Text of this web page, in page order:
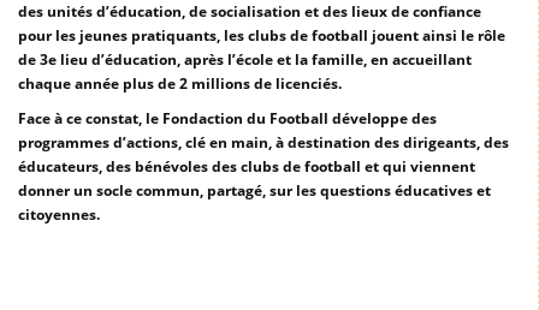
des unités d’éducation, de socialisation et des lieux de confiance
pour les jeunes pratiquants, les clubs de football jouent ainsi le rôle
de 3e lieu d’éducation, après l’école et la famille, en accueillant
chaque année plus de 2 millions de licenciés.
Face à ce constat, le Fondaction du Football développe des
programmes d’actions, clé en main, à destination des dirigeants, des
éducateurs, des bénévoles des clubs de football et qui viennent
donner un socle commun, partagé, sur les questions éducatives et
citoyennes.